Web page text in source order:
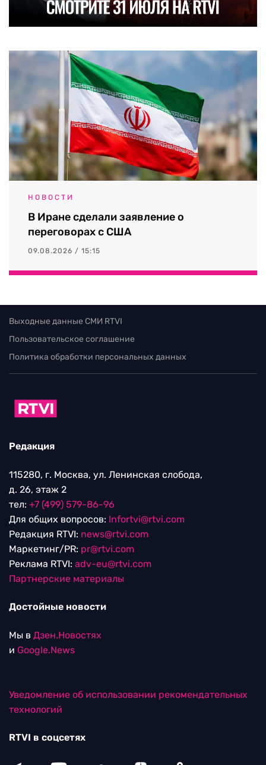
НОВОСТИ
В Иране сделали заявление о
переговорах с США
09.08.2026 / 15:15
Выходные данные СМИ RTVI
Пользовательское соглашение
Политика обработки персональных данных
Редакция
115280, г. Москва, ул. Ленинская слобода,
д. 26, этаж 2
тел: +7 (499) 579-86-96
Для общих вопросов: Infortvi@rtvi.com
Редакция RTVI: news@rtvi.com
Маркетинг/PR: pr@rtvi.com
Реклама RTVI: adv-eu@rtvi.com
Партнерские материалы
Достойные новости
Мы в Дзен.Новостях
и Google.News
Уведомление об использовании рекомендательных
технологий
RTVI в соцсетях